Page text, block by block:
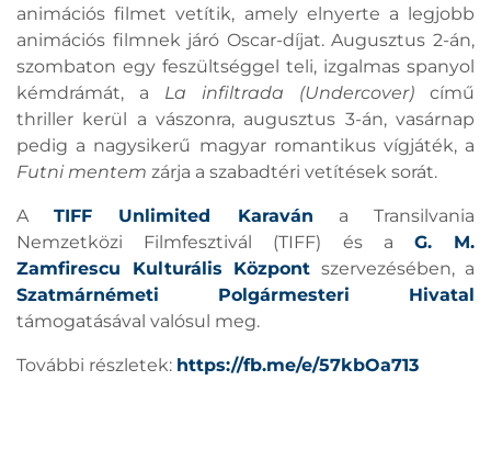
animációs filmet vetítik, amely elnyerte a legjobb
animációs filmnek járó Oscar-díjat. Augusztus 2-án,
szombaton egy feszültséggel teli, izgalmas spanyol
kémdrámát, a La infiltrada (Undercover) című
thriller kerül a vászonra, augusztus 3-án, vasárnap
pedig a nagysikerű magyar romantikus vígjáték, a
Futni mentem zárja a szabadtéri vetítések sorát.
ATIFF Unlimited Karaván a Transilvania
Nemzetközi Filmfesztivál (TIFF) és a G. M.
Zamfirescu Kulturális Központ szervezésében, a
Szatmárnémeti Polgármesteri Hivatal
támogatásával valósul meg.
További részletek: https://fb.me/e/57kbOa713